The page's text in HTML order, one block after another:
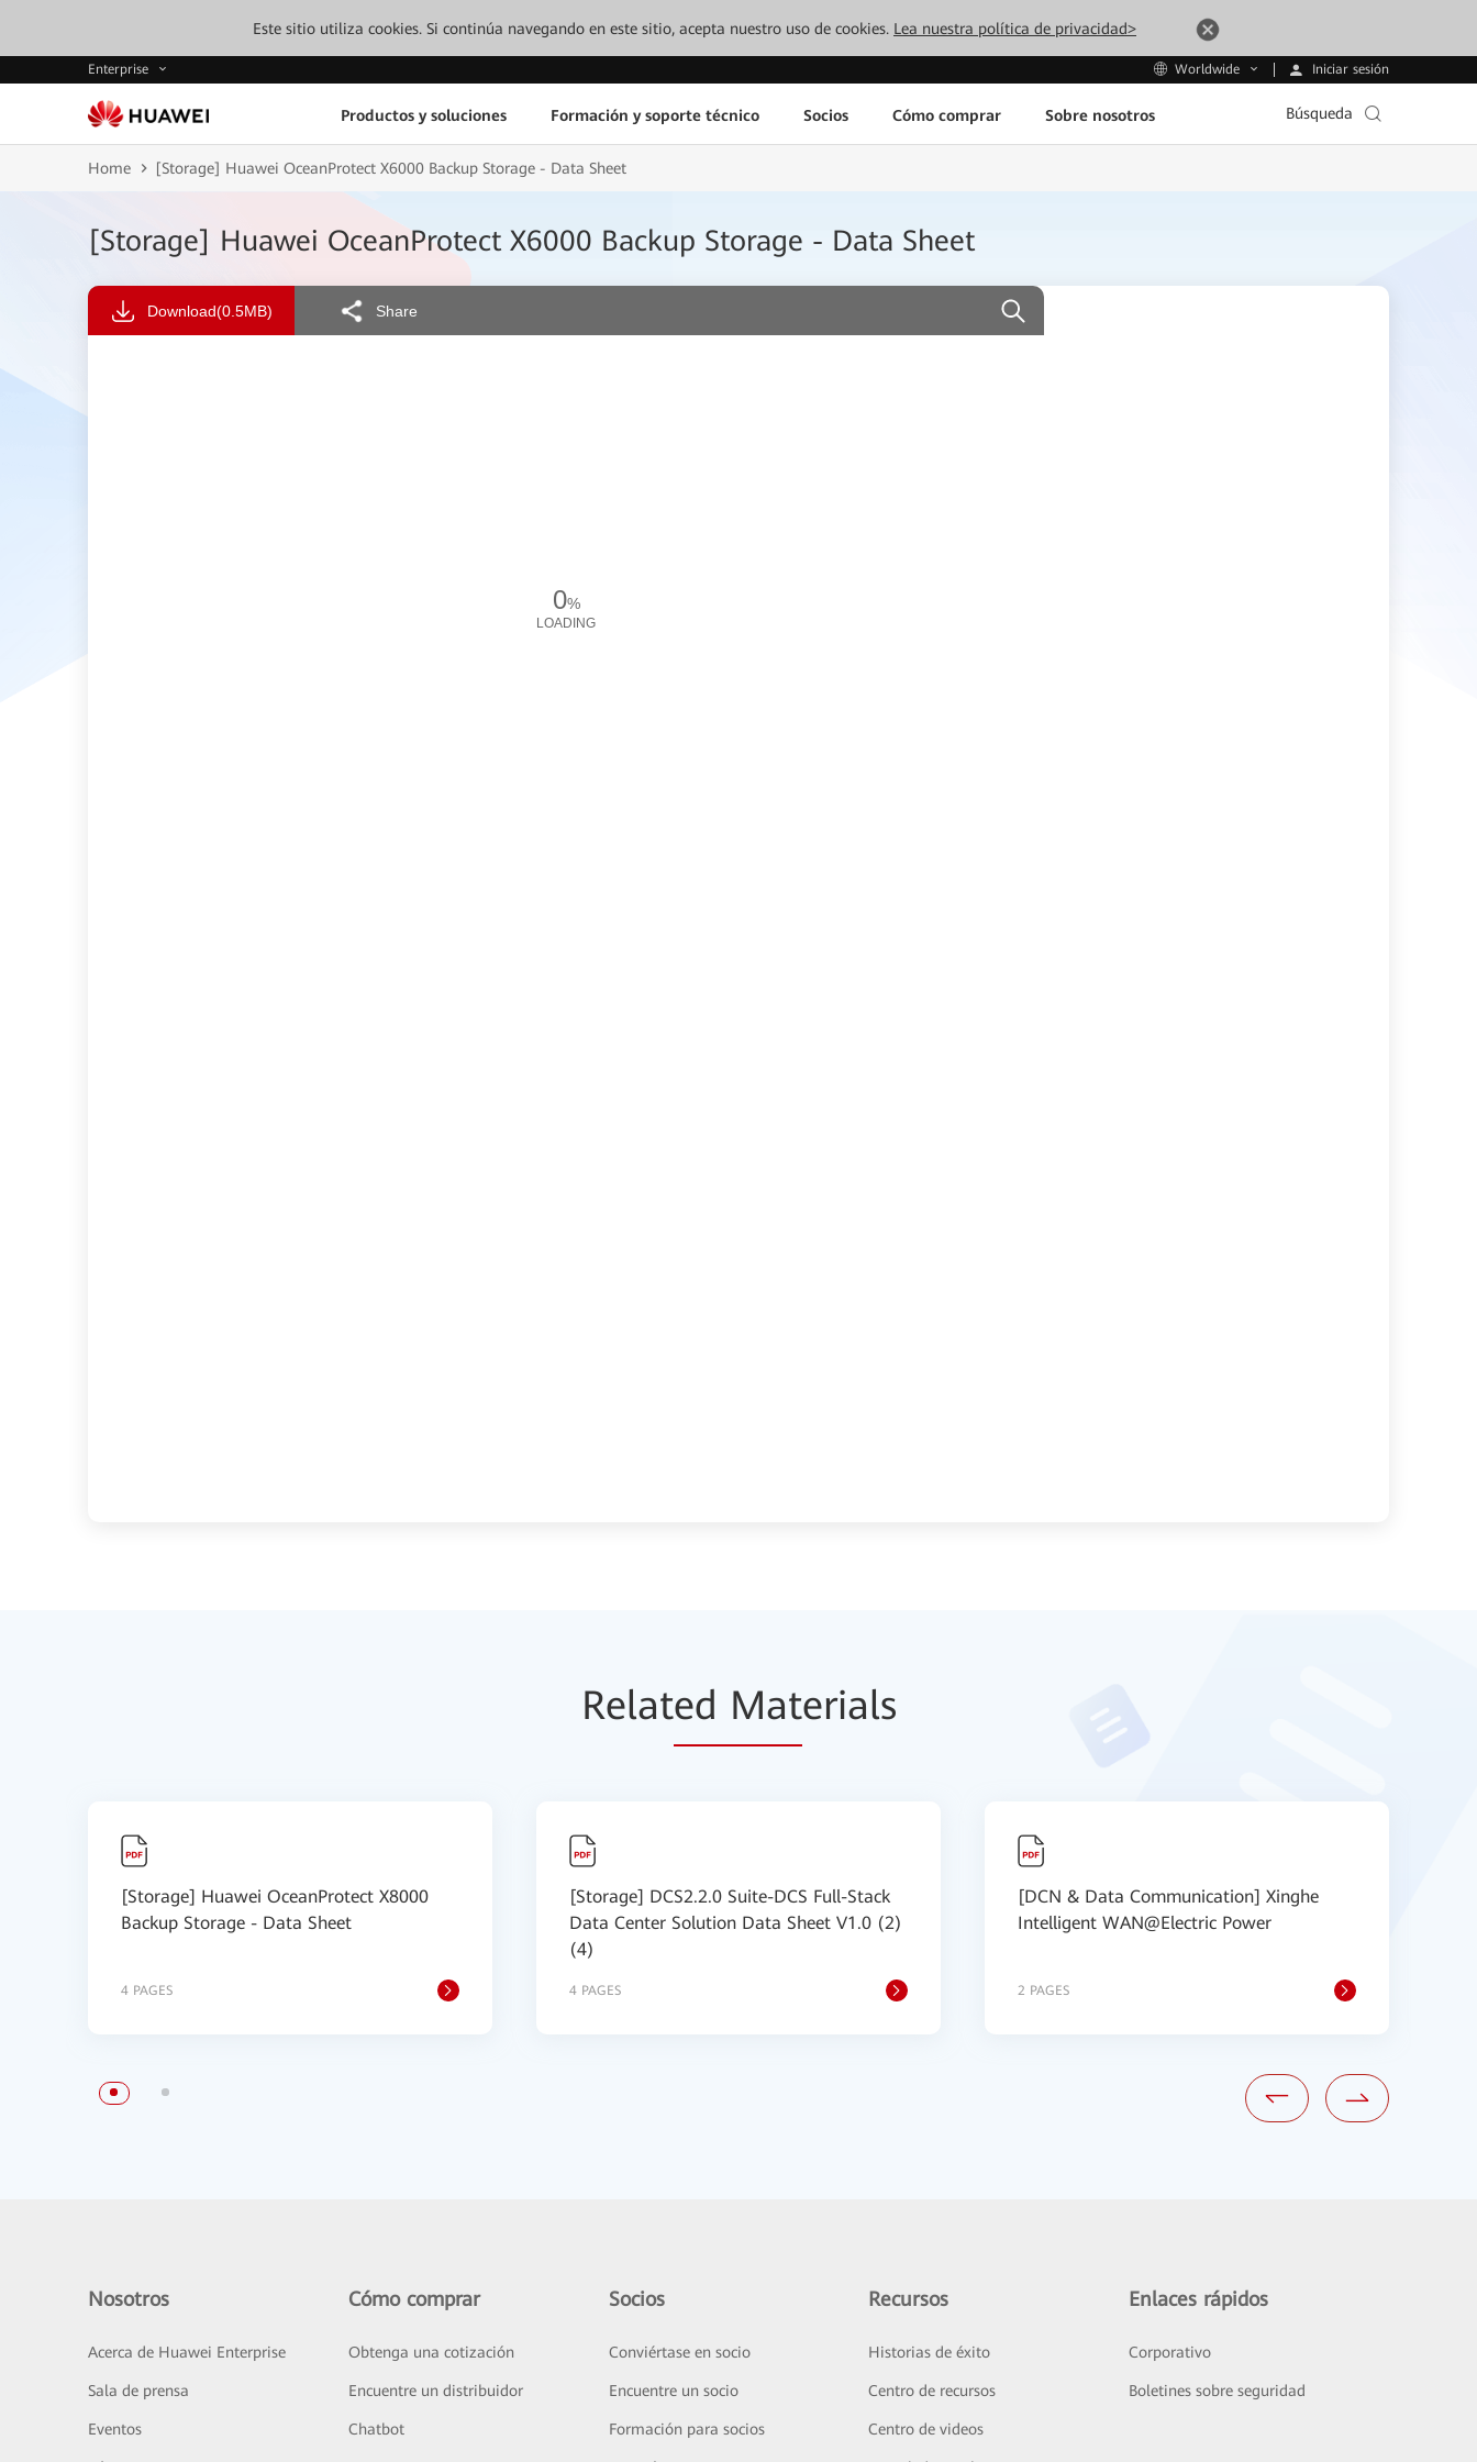
Este sitio utiliza cookies. Si continúa navegando en este sitio, acepta nuestro uso de cookies. Lea nuestra política de privacidad>
Enterprise Worldwide Iniciar sesión
Productos y soluciones Formación y soporte técnico Socios Cómo comprar Sobre nosotros Búsqueda
Home [Storage] Huawei OceanProtect X6000 Backup Storage - Data Sheet
[Storage] Huawei OceanProtect X6000 Backup Storage - Data Sheet
Download(0.5MB) Share
0%
LOADING
Related Materials
[Storage] Huawei OceanProtect X8000
Backup Storage - Data Sheet
4 PAGES
[Storage] DCS2.2.0 Suite-DCS Full-Stack
Data Center Solution Data Sheet V1.0 (2)
(4)
4 PAGES
[DCN & Data Communication] Xinghe
Intelligent WAN@Electric Power
2 PAGES
Nosotros
Acerca de Huawei Enterprise
Sala de prensa
Eventos
Cómo comprar
Obtenga una cotización
Encuentre un distribuidor
Chatbot
Socios
Conviértase en socio
Encuentre un socio
Formación para socios
Recursos
Historias de éxito
Centro de recursos
Centro de videos
Enlaces rápidos
Corporativo
Boletines sobre seguridad